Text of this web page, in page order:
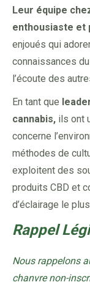
Leur équipe
enthousiaste et
enjoués qui
connaissances
l’écoute des
En tant que
cannabis, ils ont
concerne
méthodes de
exploitent des
produits CBD et
d’éclairage le
Rappel
Nous rappelons
chanvre non-